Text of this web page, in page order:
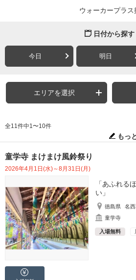
ウォーカープラ
日付から探す
今日 明日
エリアを選択
全11件中1〜10件
もっ
童学寺 まけまけ風鈴祭り
2026年4月1日(水)～8月31日(月)
「あふれる
い」
徳島県
名
童学寺
入場無料